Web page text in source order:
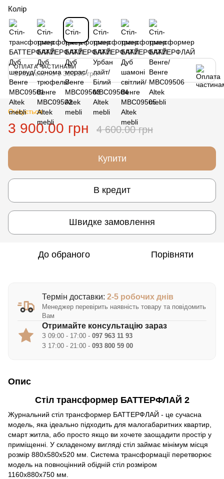
Колір
ОПЛАТА ЧАСТИНАМИ
3 платежі по 1 300.00 грн
Очікується
3 900.00 грн 4 600.00 грн
Купити
В кредит
Швидке замовлення
До обраного Порівняти
Термін доставки: 2-5 робочих днів
Менеджер перевірить наявність товару та повідомить
Вам
Отримайте консультацію зараз
З 09:00 - 17:00 - 097 963 11 93
З 17:00 - 21:00 - 093 800 59 00
Опис
Стіл трансформер БАТТЕРФЛАЙ 2
Журнальний стіл трансформер БАТТЕРФЛАЙ - це сучасна
модель, яка ідеально підходить для малогабаритних квартир,
смарт житла, або просто якщо ви хочете заощадити простір у
приміщенні. У складеному вигляді стіл займає мінімум місця
розмір 880x580x520 мм. Система трансформації перетворює
модель на повноцінний обідній стіл розміром
1160x880x750 мм.